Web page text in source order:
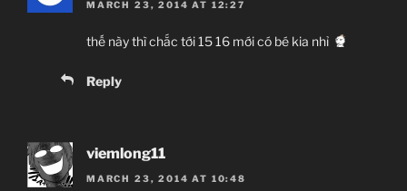
MARCH 23, 2014 AT 12:27
thế này thì chắc tới 15 16 mới có bé kia nhỉ
Reply
viemlong11
MARCH 23, 2014 AT 10:48